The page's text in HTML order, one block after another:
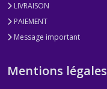
LIVRAISON
PAIEMENT
Message important
Mentions légales